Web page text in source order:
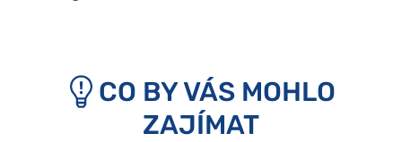
CO BY VÁS MOHLO
ZAJÍMAT